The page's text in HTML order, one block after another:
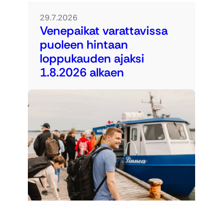
29.7.2026
Venepaikat varattavissa
puoleen hintaan
loppukauden ajaksi
1.8.2026 alkaen